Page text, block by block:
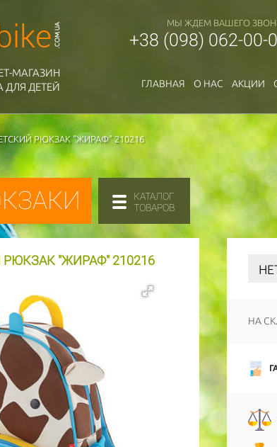
МАГАЗИН
ДЛЯ ДЕТЕЙ
МЫ ЖДЕМ ВАШЕГО
+38 (098) 062-00-
ГЛАВНАЯ О НАС АКЦИИ
РЮКЗАК "ЖИРАФ" 210216
КАТАЛОГ
ТОВАРОВ
РЮКЗАК "ЖИРАФ" 210216
НА